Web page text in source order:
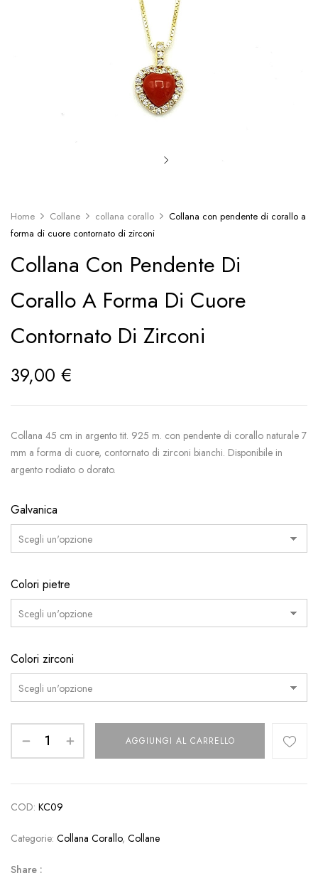
Home Collane collana corallo
Collana con pendente di corallo a
forma di cuore contornato di zirconi
Collana Con Pendente Di
Corallo A Forma Di Cuore
Contornato Di Zirconi
39,00 €
Collana 45 cm in argento tit. 925 m. con pendente di corallo naturale 7
mm a forma di cuore, contornato di zirconi bianchi. Disponibile in
argento rodiato o dorato.
Galvanica
Colori pietre
Colori zirconi
AGGIUNGI AL CARRELLO
COD: KC09
Categorie: Collana Corallo, Collane
Share :